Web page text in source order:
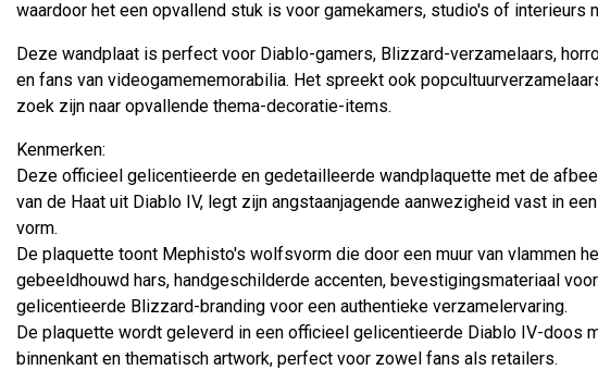
waardoor het een opvallend stuk is voor gamekamers, studio's of interieurs
Deze wandplaat is perfect voor Diablo-gamers, Blizzard-verzamelaars,
en fans van videogamememorabilia. Het spreekt ook
zoek zijn naar opvallende thema-decoratie-items.
Kenmerken:
Deze officieel gelicentieerde en gedetailleerde wandplaquette met de
van de Haat uit Diablo IV, legt zijn angstaanjagende aanwezigheid vast in
vorm.
De plaquette toont Mephisto's wolfsvorm die door een muur van vlammen
gebeeldhouwd hars, handgeschilderde accenten, bevestigingsmateriaal
gelicentieerde Blizzard-branding voor een authentieke verzamelervaring.
De plaquette wordt geleverd in een officieel gelicentieerde Diablo IV-doos
binnenkant en thematisch artwork, perfect voor zowel fans als retailers.